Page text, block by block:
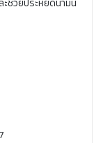
ช่วยประหยัดน้ำมัน